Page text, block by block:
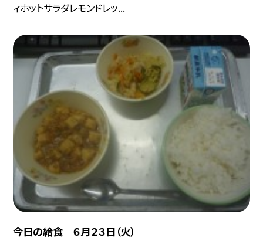
ィホットサラダレモンドレッ...
今日の給食 ６月２３日（火）